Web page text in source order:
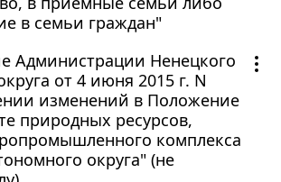
в семьи граждан"
Администрации Ненецкого
от 4 июня 2015 г. N
изменений в Положение
природных ресурсов,
комплекса
округа" (не